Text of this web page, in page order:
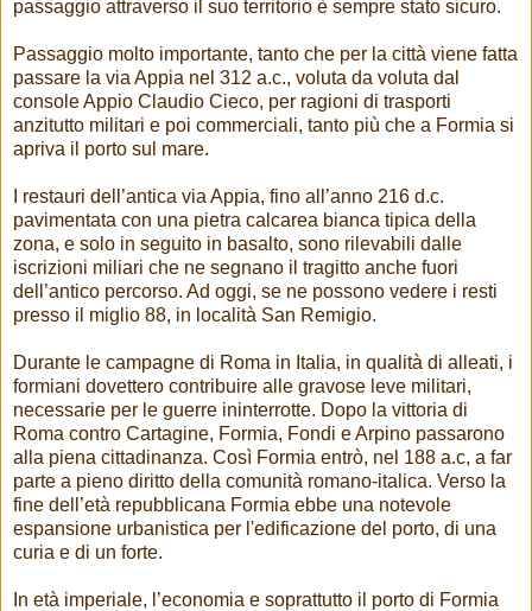
passaggio attraverso il suo territorio è sempre stato sicuro.
Passaggio molto importante, tanto che per la città viene fatta
passare la via Appia nel 312 a.c., voluta da voluta dal
console Appio Claudio Cieco, per ragioni di trasporti
anzitutto militari e poi commerciali, tanto più che a Formia si
apriva il porto sul mare.
I restauri dell’antica via Appia, fino all’anno 216 d.c.
pavimentata con una pietra calcarea bianca tipica della
zona, e solo in seguito in basalto, sono rilevabili dalle
iscrizioni miliari che ne segnano il tragitto anche fuori
dell’antico percorso. Ad oggi, se ne possono vedere i resti
presso il miglio 88, in località San Remigio.
Durante le campagne di Roma in Italia, in qualità di alleati, i
formiani dovettero contribuire alle gravose leve militari,
necessarie per le guerre ininterrotte. Dopo la vittoria di
Roma contro Cartagine, Formia, Fondi e Arpino passarono
alla piena cittadinanza. Così Formia entrò, nel 188 a.c, a far
parte a pieno diritto della comunità romano-italica. Verso la
fine dell’età repubblicana Formia ebbe una notevole
espansione urbanistica per l'edificazione del porto, di una
curia e di un forte.
In età imperiale, l’economia e soprattutto il porto di Formia